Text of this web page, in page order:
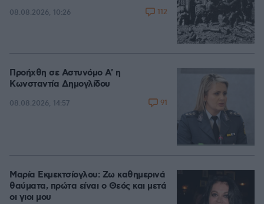
08.08.2026, 10:26 112
Προήχθη σε Αστυνόμο Α' η
Κωνσταντία Δημογλίδου
08.08.2026, 14:57 91
Μαρία Εκμεκτσίογλου: Ζω καθημερινά
θαύματα, πρώτα είναι ο Θεός και μετά
οι γιοι μου